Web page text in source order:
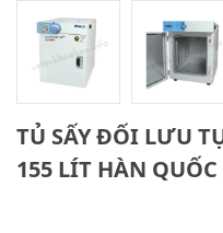
TỦ SẤY ĐỐI LƯU
155 LÍT HÀN QUỐC